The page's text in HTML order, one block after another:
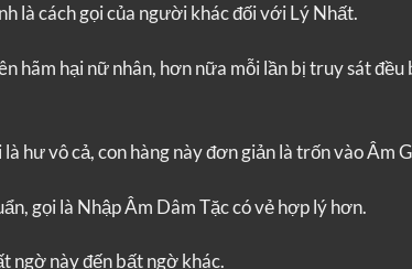
là cách gọi của người khác đối với Lý Nhất.
hãm hại nữ nhân, hơn nữa mỗi lần bị truy sát
hư vô cả, con hàng này đơn giản là trốn vào Âm
gọi là Nhập Âm Dâm Tặc có vẻ hợp lý hơn.
ngờ này đến bất ngờ khác.